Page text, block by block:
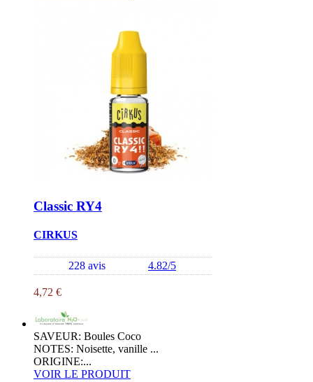
Classic RY4
CIRKUS
228 avis 4.82/5
4,72 €
SAVEUR: Boules Coco
NOTES: Noisette, vanille ...
ORIGINE:...
VOIR LE PRODUIT